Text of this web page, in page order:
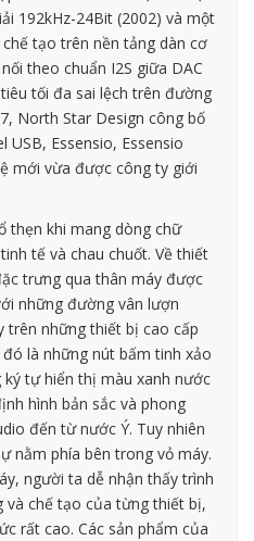
192kHz-24Bit (2002) và một
tạo trên nền tảng dàn cơ
theo chuẩn I2S giữa DAC
tối đa sai lệch trên đường
North Star Design công bố
USB, Essensio, Essensio
mới vừa được công ty giới
thẹn khi mang dòng chữ
tế và chau chuốt. Về thiết
trưng qua thân máy được
những đường vân lượn
trên những thiết bị cao cấp
là những nút bấm tinh xảo
tự hiển thị màu xanh nước
hình bản sắc và phong
đến từ nước Ý. Tuy nhiên
nằm phía bên trong vỏ máy.
người ta dễ nhận thấy trình
chế tạo của từng thiết bị,
rất cao. Các sản phẩm của